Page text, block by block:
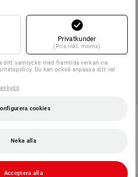
10
1
Privatkunder
(Pris inkl. moms)
ditt samtycke med framtida verkan via
Du kan också anpassa ditt val
.
cookies
Neka alla
Acceptera alla